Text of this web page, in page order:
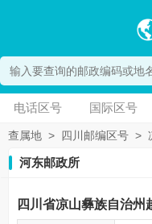
电话区号 国际区号
查属地 > 四川邮编区号 >
河东邮政所
四川省凉山彝族自治